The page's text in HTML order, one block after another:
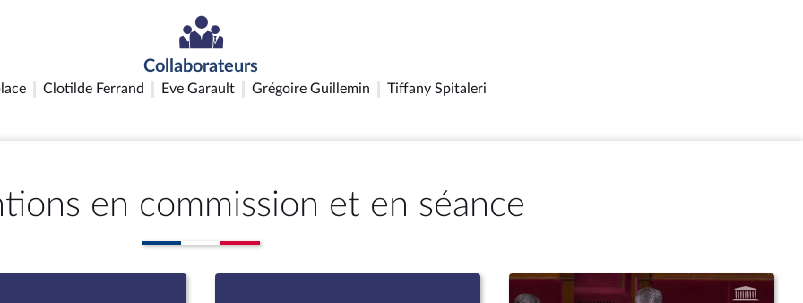
Collaborateurs
Clotilde Ferrand Eve Garault Grégoire Guillemin Tiffany Spitaleri
en commission et en séance